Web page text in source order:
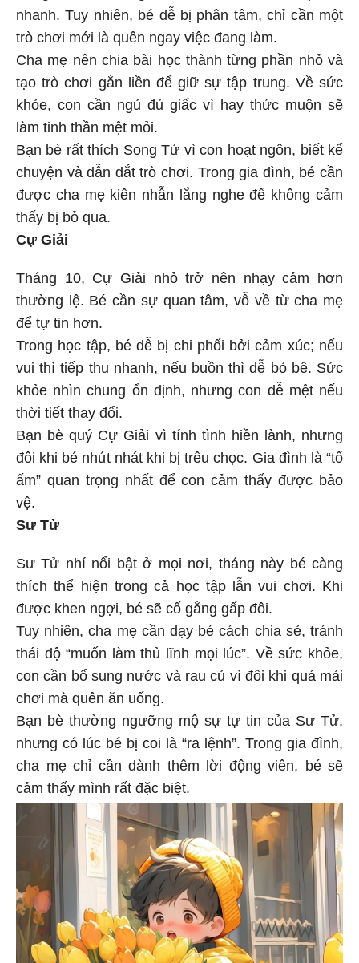
nhanh. Tuy nhiên, bé dễ bị phân tâm, chỉ cần một
trò chơi mới là quên ngay việc đang làm.
Cha mẹ nên chia bài học thành từng phần nhỏ và
tạo trò chơi gắn liền để giữ sự tập trung. Về sức
khỏe, con cần ngủ đủ giấc vì hay thức muộn sẽ
làm tinh thần mệt mỏi.
Bạn bè rất thích Song Tử vì con hoạt ngôn, biết kể
chuyện và dẫn dắt trò chơi. Trong gia đình, bé cần
được cha mẹ kiên nhẫn lắng nghe để không cảm
thấy bị bỏ qua.
Cự Giải
Tháng 10, Cự Giải nhỏ trở nên nhạy cảm hơn
thường lệ. Bé cần sự quan tâm, vỗ về từ cha mẹ
để tự tin hơn.
Trong học tập, bé dễ bị chi phối bởi cảm xúc; nếu
vui thì tiếp thu nhanh, nếu buồn thì dễ bỏ bê. Sức
khỏe nhìn chung ổn định, nhưng con dễ mệt nếu
thời tiết thay đổi.
Bạn bè quý Cự Giải vì tính tình hiền lành, nhưng
đôi khi bé nhút nhát khi bị trêu chọc. Gia đình là “tổ
ấm” quan trọng nhất để con cảm thấy được bảo
vệ.
Sư Tử
Sư Tử nhí nổi bật ở mọi nơi, tháng này bé càng
thích thể hiện trong cả học tập lẫn vui chơi. Khi
được khen ngợi, bé sẽ cố gắng gấp đôi.
Tuy nhiên, cha mẹ cần dạy bé cách chia sẻ, tránh
thái độ “muốn làm thủ lĩnh mọi lúc”. Về sức khỏe,
con cần bổ sung nước và rau củ vì đôi khi quá mải
chơi mà quên ăn uống.
Bạn bè thường ngưỡng mộ sự tự tin của Sư Tử,
nhưng có lúc bé bị coi là “ra lệnh”. Trong gia đình,
cha mẹ chỉ cần dành thêm lời động viên, bé sẽ
cảm thấy mình rất đặc biệt.